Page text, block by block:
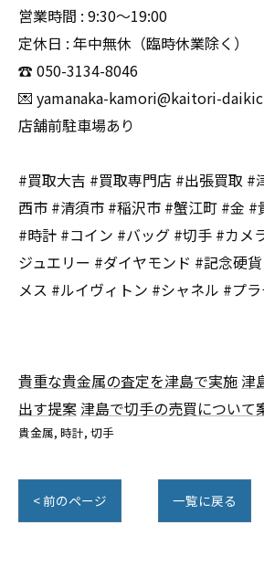
営業時間 : 9:30〜19:00
定休日 : 年中無休（臨時休業除く）
☎️ 050-3134-8046
💌 yamanaka-kamori@kaitori-
店舗前駐車場あり
#買取大吉 #買取専門店 #出張買取 #
西市 #清須市 #稲沢市 #蟹江町 #金 #
#時計 #コイン #バッグ #切手 #カメ
ジュエリー #ダイヤモンド #記念硬
メス #ルイヴィトン #シャネル #プ
貴重な貴金属の査定を津島で実施 津
出す提案 津島で切手の売買について
貴金属 時計 切手
< 前のページ 一覧に戻る